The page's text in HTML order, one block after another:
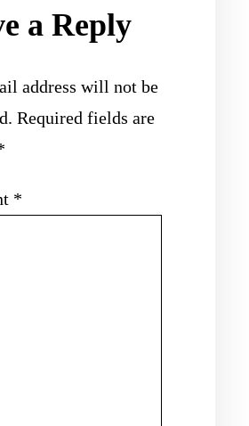
a Reply
address will not be
Required fields are
*